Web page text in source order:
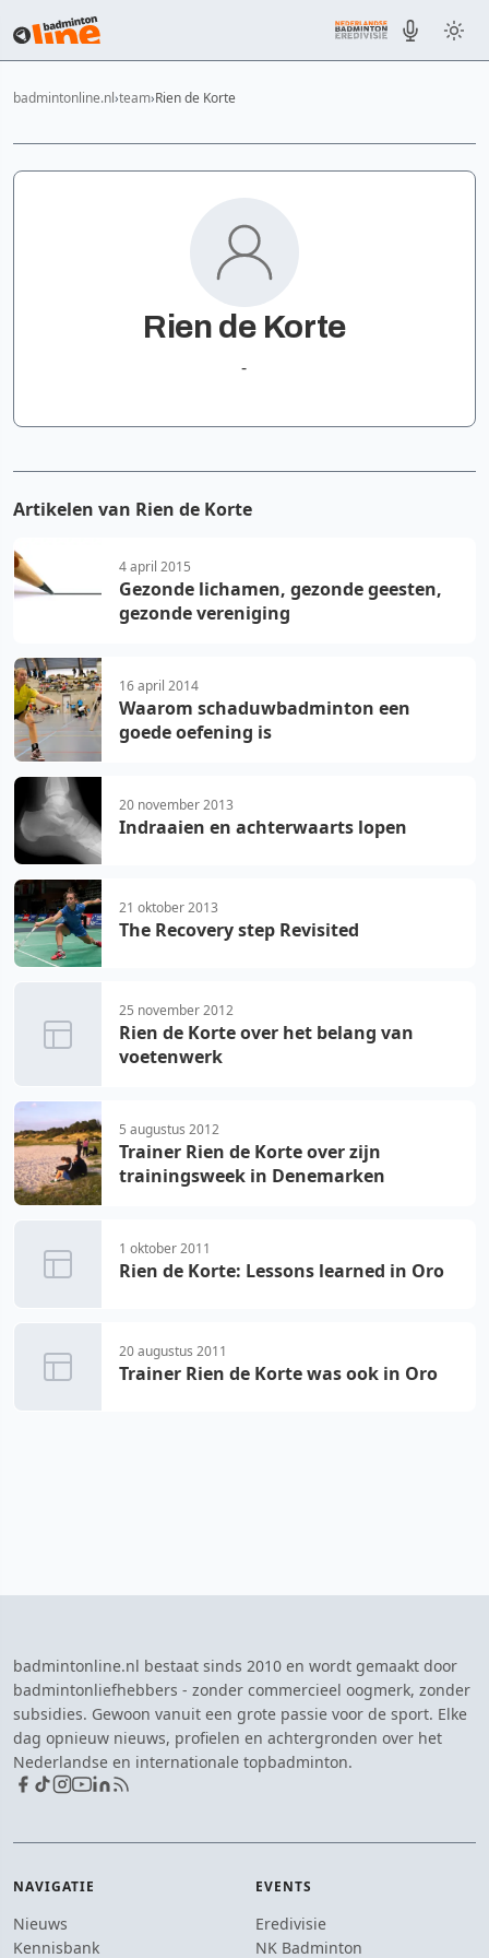
badmintonline.nl team Rien de Korte
Rien de Korte
-
Artikelen van Rien de Korte
4 april 2015
Gezonde lichamen, gezonde geesten,
gezonde vereniging
16 april 2014
Waarom schaduwbadminton een
goede oefening is
20 november 2013
Indraaien en achterwaarts lopen
21 oktober 2013
The Recovery step Revisited
25 november 2012
Rien de Korte over het belang van
voetenwerk
5 augustus 2012
Trainer Rien de Korte over zijn
trainingsweek in Denemarken
1 oktober 2011
Rien de Korte: Lessons learned in Oro
20 augustus 2011
Trainer Rien de Korte was ook in Oro
badmintonline.nl bestaat sinds 2010 en wordt gemaakt door
badmintonliefhebbers - zonder commercieel oogmerk, zonder
subsidies. Gewoon vanuit een grote passie voor de sport. Elke
dag opnieuw nieuws, profielen en achtergronden over het
Nederlandse en internationale topbadminton.
NAVIGATIE
Nieuws
Kennisbank
EVENTS
Eredivisie
NK Badminton